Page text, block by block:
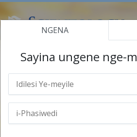
IIKHOSI EZIKWI-INTANETHI
i-Profayile Yakho
Iinkcukacha Zomntu
NGENA
Sayina ungene nge-